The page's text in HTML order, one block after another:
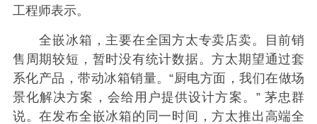
工程师表示。
全嵌冰箱，主要在全国方太专卖店卖。目前销
售周期较短，暂时没有统计数据。方太期望通过套
系化产品，带动冰箱销量。“厨电方面，我们在做场
景化解决方案，会给用户提供设计方案。” 茅忠群
说。在发布全嵌冰箱的同一时间，方太推出高端全